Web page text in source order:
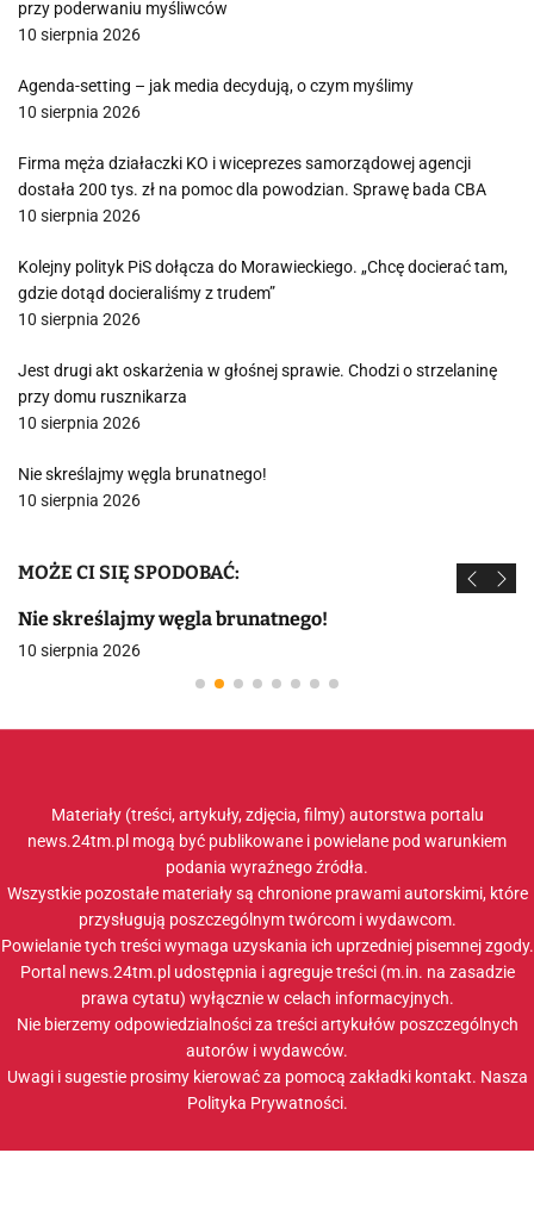
przy poderwaniu myśliwców
10 sierpnia 2026
Agenda-setting – jak media decydują, o czym myślimy
10 sierpnia 2026
Firma męża działaczki KO i wiceprezes samorządowej agencji
dostała 200 tys. zł na pomoc dla powodzian. Sprawę bada CBA
10 sierpnia 2026
Kolejny polityk PiS dołącza do Morawieckiego. „Chcę docierać tam,
gdzie dotąd docieraliśmy z trudem”
10 sierpnia 2026
Jest drugi akt oskarżenia w głośnej sprawie. Chodzi o strzelaninę
przy domu rusznikarza
10 sierpnia 2026
Nie skreślajmy węgla brunatnego!
10 sierpnia 2026
MOŻE CI SIĘ SPODOBAĆ:
Nie skreślajmy węgla brunatnego!
10 sierpnia 2026
Materiały (treści, artykuły, zdjęcia, filmy) autorstwa portalu
news.24tm.pl mogą być publikowane i powielane pod warunkiem
podania wyraźnego źródła.
Wszystkie pozostałe materiały są chronione prawami autorskimi, które
przysługują poszczególnym twórcom i wydawcom.
Powielanie tych treści wymaga uzyskania ich uprzedniej pisemnej zgody.
Portal news.24tm.pl udostępnia i agreguje treści (m.in. na zasadzie
prawa cytatu) wyłącznie w celach informacyjnych.
Nie bierzemy odpowiedzialności za treści artykułów poszczególnych
autorów i wydawców.
Uwagi i sugestie prosimy kierować za pomocą zakładki kontakt. Nasza
Polityka Prywatności.